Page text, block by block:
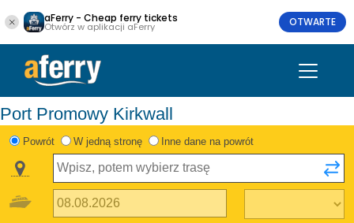
aFerry - Cheap ferry tickets
Otwórz w aplikacji aFerry OTWARTE
Port Promowy Kirkwall
Powrót W jedną stronę Inne dane na powrót